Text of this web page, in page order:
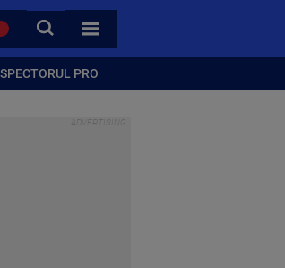
CAUTA
TOATE CATEGORIILE
PRO